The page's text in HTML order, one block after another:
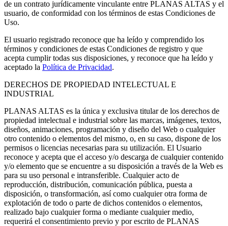
de un contrato jurídicamente vinculante entre PLANAS ALTAS y el
usuario, de conformidad con los términos de estas Condiciones de
Uso.
El usuario registrado reconoce que ha leído y comprendido los
términos y condiciones de estas Condiciones de registro y que
acepta cumplir todas sus disposiciones, y reconoce que ha leído y
aceptado la Política de Privacidad.
DERECHOS DE PROPIEDAD INTELECTUAL E
INDUSTRIAL
PLANAS ALTAS es la única y exclusiva titular de los derechos de
propiedad intelectual e industrial sobre las marcas, imágenes, textos,
diseños, animaciones, programación y diseño del Web o cualquier
otro contenido o elementos del mismo, o, en su caso, dispone de los
permisos o licencias necesarias para su utilización. El Usuario
reconoce y acepta que el acceso y/o descarga de cualquier contenido
y/o elemento que se encuentre a su disposición a través de la Web es
para su uso personal e intransferible. Cualquier acto de
reproducción, distribución, comunicación pública, puesta a
disposición, o transformación, así como cualquier otra forma de
explotación de todo o parte de dichos contenidos o elementos,
realizado bajo cualquier forma o mediante cualquier medio,
requerirá el consentimiento previo y por escrito de PLANAS